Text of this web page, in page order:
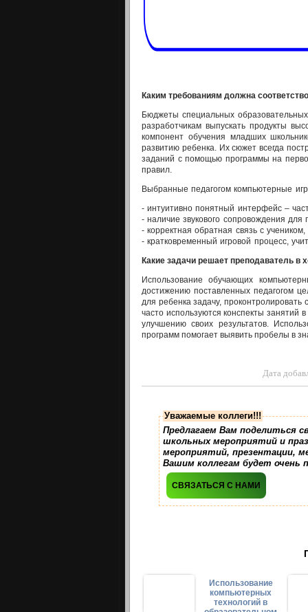
Каким требованиям должна
Бюджеты специальных
разработчикам выпускать продукты
компонент обучения младших
развитию ребенка. Их сюжет всегда
заданий с помощью программы на
правил.
Выбранные педагогом компьютерные
- интуитивно понятный интерфейс –
- наличие звукового сопровождения
- корректная обратная связь с
- кратковременный игровой процесс,
Какие задачи решает преподаватель в
Использование обучающих
достижению поставленных педагогом
для ребенка задачу,
часто используются конспекты
улучшению своих результатов.
программ помогает выявить пробелы в
Дата
Уважаемые коллеги!!!
Предлагаем Вам поделиться
школьных мероприятий и
мероприятий, презентации,
Вашим коллегам будет очень
СВЯЗАТЬСЯ С НАМИ
Использование
компьютерных
технологий в